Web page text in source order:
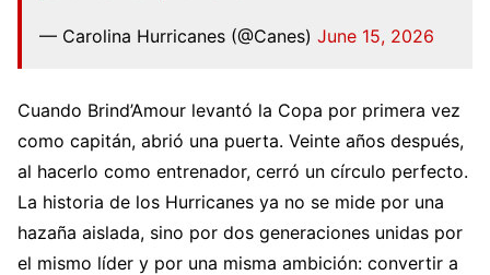
— Carolina Hurricanes (@Canes) June 15, 2026
Cuando Brind’Amour levantó la Copa por primera vez
como capitán, abrió una puerta. Veinte años después,
al hacerlo como entrenador, cerró un círculo perfecto.
La historia de los Hurricanes ya no se mide por una
hazaña aislada, sino por dos generaciones unidas por
el mismo líder y por una misma ambición: convertir a